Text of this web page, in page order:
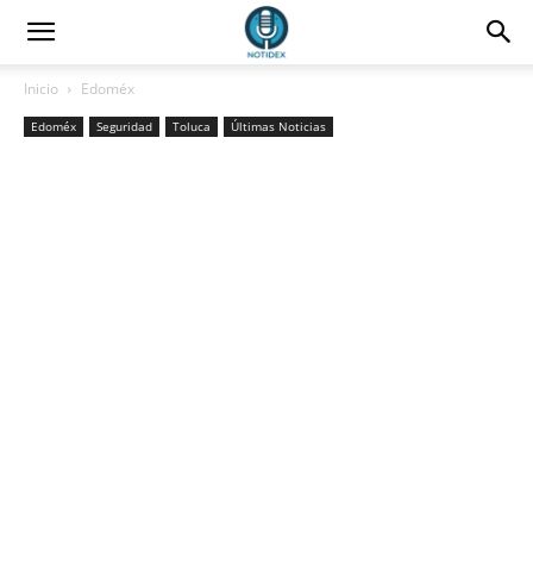
Inicio Edoméx
Edoméx Seguridad Toluca Últimas Noticias